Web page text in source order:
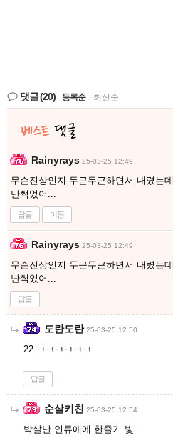
댓글(20) 등록순 최신순
Rainyrays 25-03-25 12:49
무슨진상인지 두근두근하면서 내렸는데
난썩었어...
답글 이동
Rainyrays 25-03-25 12:49
무슨진상인지 두근두근하면서 내렸는데
난썩었어...
답글
도란도란 25-03-25 12:50
22 ㅋㅋㅋㅋㅋㅋ
답글
순살키친 25-03-25 12:54
박살난 인류애에 한줄기 빛